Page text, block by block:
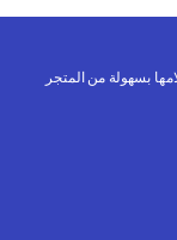
بسهولة من المتجر